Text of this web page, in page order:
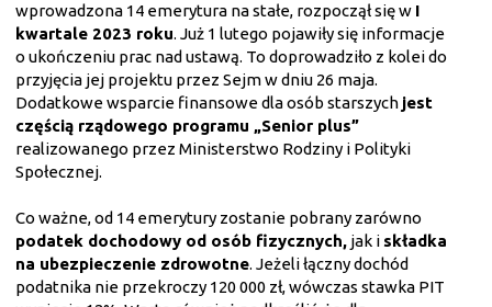
wprowadzona 14 emerytura na stałe, rozpoczął się w I
kwartale 2023 roku. Już 1 lutego pojawiły się informacje
o ukończeniu prac nad ustawą. To doprowadziło z kolei do
przyjęcia jej projektu przez Sejm w dniu 26 maja.
Dodatkowe wsparcie finansowe dla osób starszych jest
częścią rządowego programu „Senior plus”
realizowanego przez Ministerstwo Rodziny i Polityki
Społecznej.
Co ważne, od 14 emerytury zostanie pobrany zarówno
podatek dochodowy od osób fizycznych, jak i składka
na ubezpieczenie zdrowotne. Jeżeli łączny dochód
podatnika nie przekroczy 120 000 zł, wówczas stawka PIT